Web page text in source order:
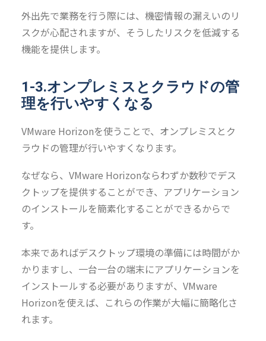
外出先で業務を行う際には、機密情報の漏えいのリ
スクが心配されますが、そうしたリスクを低減する
機能を提供します。
1-3.オンプレミスとクラウドの管
理を行いやすくなる
VMware Horizonを使うことで、オンプレミスとク
ラウドの管理が行いやすくなります。
なぜなら、VMware Horizonならわずか数秒でデス
クトップを提供することができ、アプリケーション
のインストールを簡素化することができるからで
す。
本来であればデスクトップ環境の準備には時間がか
かりますし、一台一台の端末にアプリケーションを
インストールする必要がありますが、VMware
Horizonを使えば、これらの作業が大幅に簡略化さ
れます。